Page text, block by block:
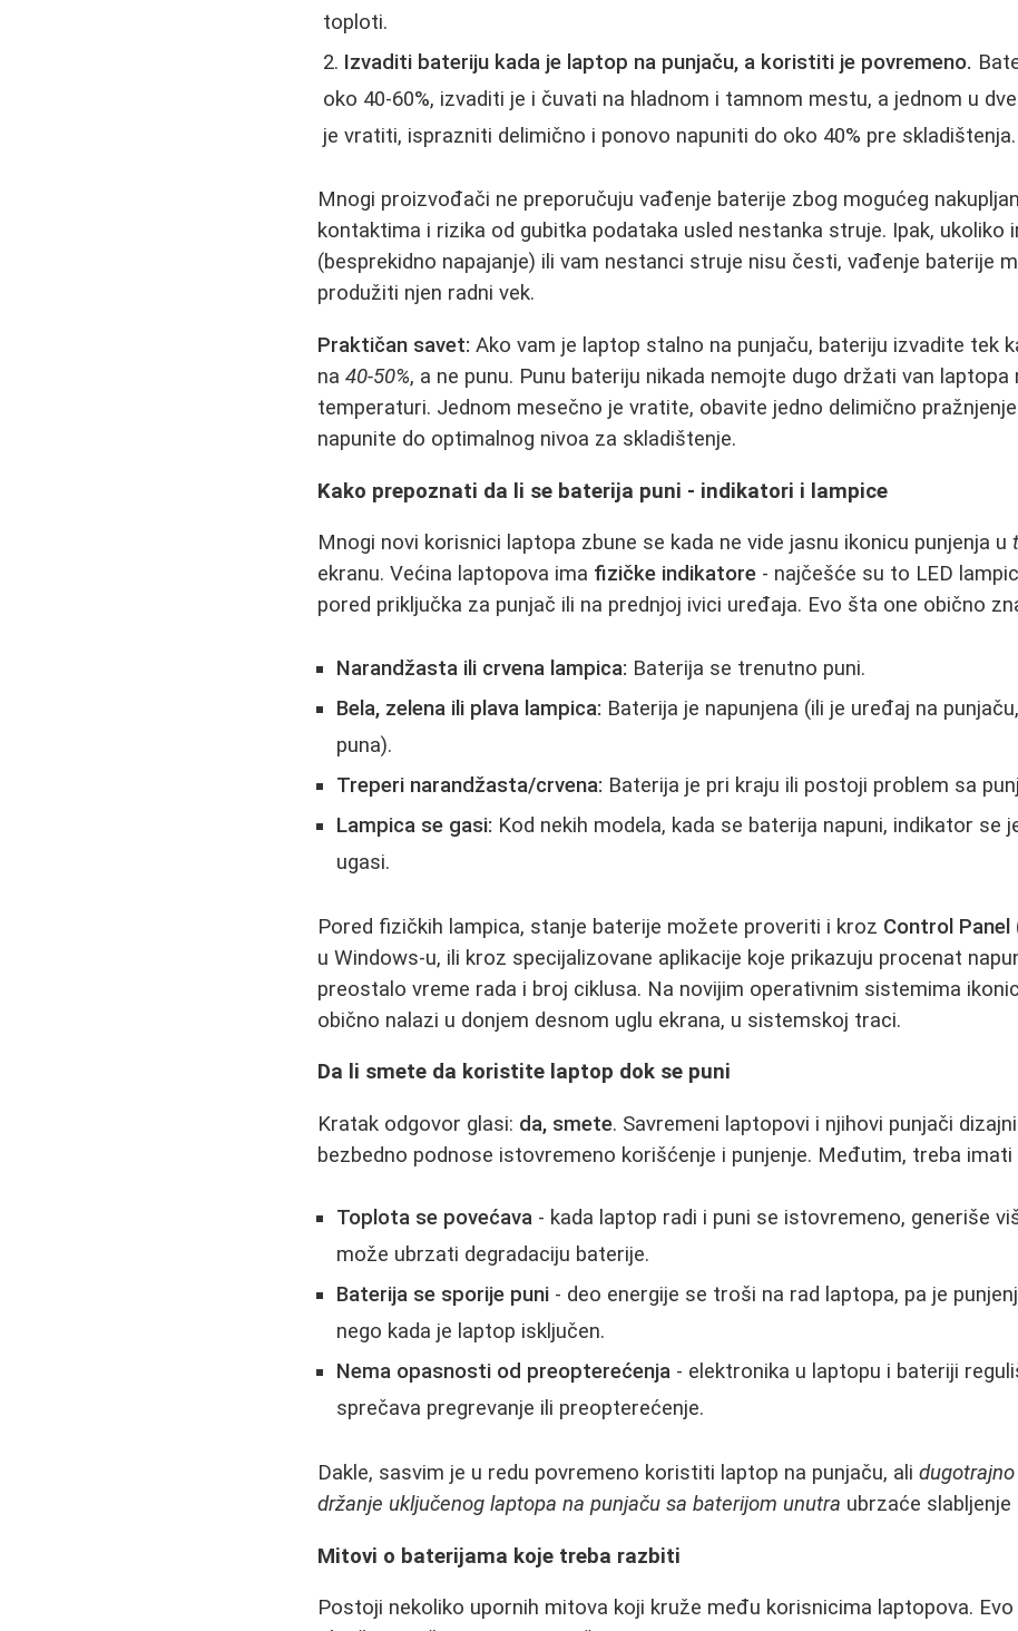
toploti.
Izvaditi bateriju kada je laptop na punjaču, a koristiti je povremeno.
oko 40-60%, izvaditi je i čuvati na hladnom i tamnom mestu, a jednom u
je vratiti, isprazniti delimično i ponovo napuniti do oko 40% pre skladištenja.
Mnogi proizvođači ne preporučuju vađenje baterije zbog mogućeg
kontaktima i rizika od gubitka podataka usled nestanka struje. Ipak, ukoliko
(besprekidno napajanje) ili vam nestanci struje nisu česti, vađenje baterije
produžiti njen radni vek.
Praktičan savet: Ako vam je laptop stalno na punjaču, bateriju izvadite tek
na40-50%, a ne punu. Punu bateriju nikada nemojte dugo držati van laptopa
temperaturi. Jednom mesečno je vratite, obavite jedno delimično
napunite do optimalnog nivoa za skladištenje.
Kako prepoznati da li se baterija puni - indikatori i lampice
Mnogi novi korisnici laptopa zbune se kada ne vide jasnu ikonicu punjenja u
ekranu. Većina laptopova ima fizičke indikatore - najčešće su to LED
pored priključka za punjač ili na prednjoj ivici uređaja. Evo šta one obično
Narandžasta ili crvena lampica: Baterija se trenutno puni.
Bela, zelena ili plava lampica: Baterija je napunjena (ili je uređaj na
puna).
Treperi narandžasta/crvena: Baterija je pri kraju ili postoji problem sa
Lampica se gasi: Kod nekih modela, kada se baterija napuni, indikator se
ugasi.
Pored fizičkih lampica, stanje baterije možete proveriti i kroz Control Panel
u Windows-u, ili kroz specijalizovane aplikacije koje prikazuju procenat
preostalo vreme rada i broj ciklusa. Na novijim operativnim sistemima
obično nalazi u donjem desnom uglu ekrana, u sistemskoj traci.
Da li smete da koristite laptop dok se puni
Kratak odgovor glasi: da, smete. Savremeni laptopovi i njihovi punjači
bezbedno podnose istovremeno korišćenje i punjenje. Međutim, treba imati
Toplota se povećava - kada laptop radi i puni se istovremeno, generiše
može ubrzati degradaciju baterije.
Baterija se sporije puni - deo energije se troši na rad laptopa, pa je
nego kada je laptop isključen.
Nema opasnosti od preopterećenja - elektronika u laptopu i bateriji
sprečava pregrevanje ili preopterećenje.
Dakle, sasvim je u redu povremeno koristiti laptop na punjaču, ali
držanje uključenog laptopa na punjaču sa baterijom unutra ubrzaće slabljenje
Mitovi o baterijama koje treba razbiti
Postoji nekoliko upornih mitova koji kruže među korisnicima laptopova.